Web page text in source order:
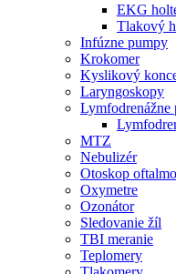
EKG
Tlakový
Infúzne pumpy
Krokomer
Kyslikový
Laryngoskopy
Lymfodrenážne
MTZ
Nebulizér
Otoskop
Oxymetre
Ozonátor
Sledovanie žíl
TBI meranie
Teplomery